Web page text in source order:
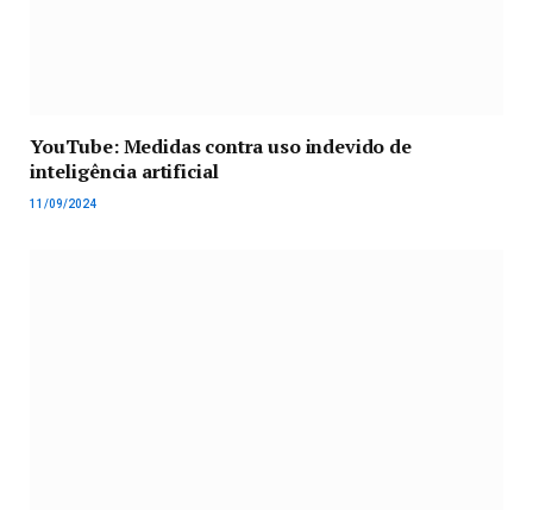
YouTube: Medidas contra uso indevido de
inteligência artificial
11/09/2024